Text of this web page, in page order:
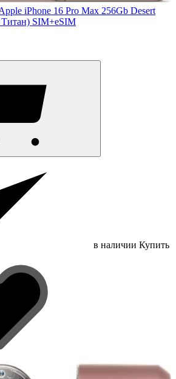
iPhone 16 Pro Max 256Gb Desert
SIM+eSIM
в наличии Купить